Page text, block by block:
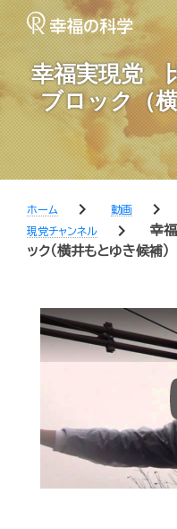
幸福実現党
ブロック（
ホーム chevron_right 動画 chevron_right
現党チャンネル
chevron_right
幸
ック（横井もとゆき候補）